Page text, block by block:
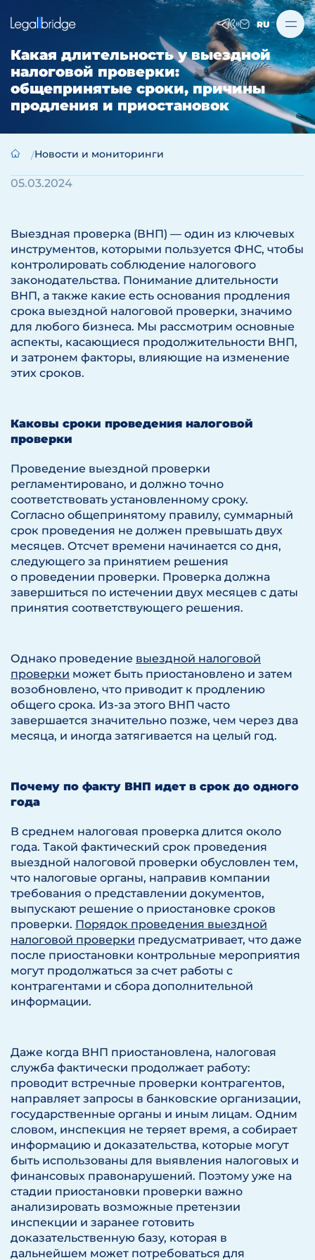
RU
Какая длительность у выездной
налоговой проверки:
общепринятые сроки, причины
продления и приостановок
Новости и мониторинги
05.03.2024
Выездная проверка (ВНП) — один из ключевых
инструментов, которыми пользуется ФНС, чтобы
контролировать соблюдение налогового
законодательства. Понимание длительности
ВНП, а также какие есть основания продления
срока выездной налоговой проверки, значимо
для любого бизнеса. Мы рассмотрим основные
аспекты, касающиеся продолжительности ВНП,
и затронем факторы, влияющие на изменение
этих сроков.
Каковы сроки проведения налоговой
проверки
Проведение выездной проверки
регламентировано, и должно точно
соответствовать установленному сроку.
Согласно общепринятому правилу, суммарный
срок проведения не должен превышать двух
месяцев. Отсчет времени начинается со дня,
следующего за принятием решения
о проведении проверки. Проверка должна
завершиться по истечении двух месяцев с даты
принятия соответствующего решения.
Однако проведение выездной налоговой
проверки может быть приостановлено и затем
возобновлено, что приводит к продлению
общего срока. Из-за этого ВНП часто
завершается значительно позже, чем через два
месяца, и иногда затягивается на целый год.
Почему по факту ВНП идет в срок до одного
года
В среднем налоговая проверка длится около
года. Такой фактический срок проведения
выездной налоговой проверки обусловлен тем,
что налоговые органы, направив компании
требования о представлении документов,
выпускают решение о приостановке сроков
проверки. Порядок проведения выездной
налоговой проверки предусматривает, что даже
после приостановки контрольные мероприятия
могут продолжаться за счет работы с
контрагентами и сбора дополнительной
информации.
Даже когда ВНП приостановлена, налоговая
служба фактически продолжает работу:
проводит встречные проверки контрагентов,
направляет запросы в банковские организации,
государственные органы и иным лицам. Одним
словом, инспекция не теряет время, а собирает
информацию и доказательства, которые могут
быть использованы для выявления налоговых и
финансовых правонарушений. Поэтому уже на
стадии приостановки проверки важно
анализировать возможные претензии
инспекции и заранее готовить
доказательственную базу, которая в
дальнейшем может потребоваться для